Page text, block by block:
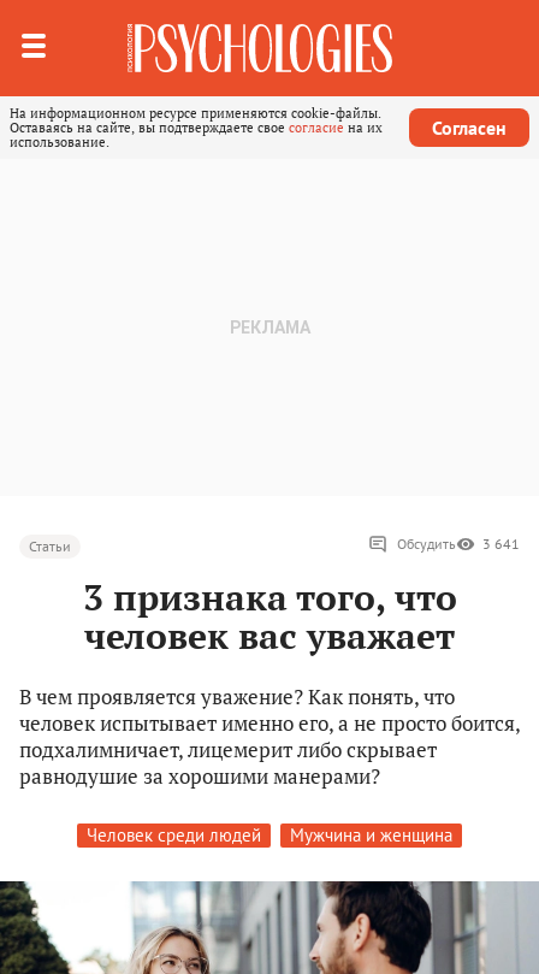
На информационном ресурсе применяются cookie-файлы.
Оставаясь на сайте, вы подтверждаете свое согласие на их
использование.
Согласен
Статьи Обсудить 3 641
3 признака того, что
человек вас уважает
В чем проявляется уважение? Как понять, что
человек испытывает именно его, а не просто боится,
подхалимничает, лицемерит либо скрывает
равнодушие за хорошими манерами?
Человек среди людей Мужчина и женщина